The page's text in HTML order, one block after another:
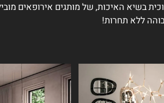
בשיא האיכות, של מותגים אירופאים
ללא תחרות!